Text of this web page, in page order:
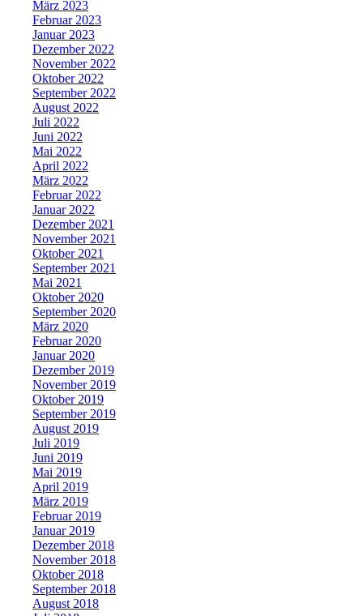
März 2023
Februar 2023
Januar 2023
Dezember 2022
November 2022
Oktober 2022
September 2022
August 2022
Juli 2022
Juni 2022
Mai 2022
April 2022
März 2022
Februar 2022
Januar 2022
Dezember 2021
November 2021
Oktober 2021
September 2021
Mai 2021
Oktober 2020
September 2020
März 2020
Februar 2020
Januar 2020
Dezember 2019
November 2019
Oktober 2019
September 2019
August 2019
Juli 2019
Juni 2019
Mai 2019
April 2019
März 2019
Februar 2019
Januar 2019
Dezember 2018
November 2018
Oktober 2018
September 2018
August 2018